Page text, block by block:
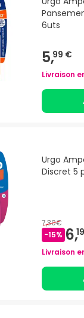
6uts
5,99 €
Livraison
Urgo
Discret 5
7,30€
-15% 6,
Livraison